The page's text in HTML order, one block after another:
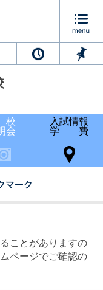
校
会
入試情報
学 費
ことがありますの
ページでご確認の